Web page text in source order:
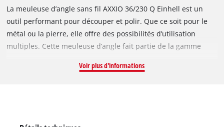
La meuleuse d’angle sans fil AXXIO 36/230 Q Einhell est un
outil performant pour découper et polir. Que ce soit pour le
métal ou la pierre, elle offre des possibilités d’utilisation
multiples. Cette meuleuse d’angle fait partie de la gamme
technologie TWIN PACK et le moteur sans charbon offrent
Voir plus d'informations